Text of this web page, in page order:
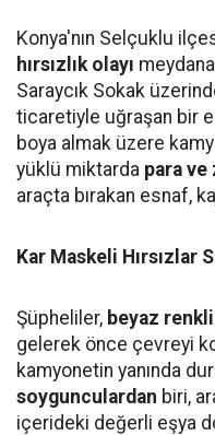
Konya'nın Selçuklu
hırsızlık olayı
Saraycık Sokak
ticaretiyle uğraşan bir
boya almak üzere
yüklü miktarda para ve
araçta bırakan esnaf,
Kar Maskeli Hırsızlar
Şüpheliler, beyaz
gelerek önce çevreyi
kamyonetin yanında
soygunculardan biri,
içerideki değerli eşya